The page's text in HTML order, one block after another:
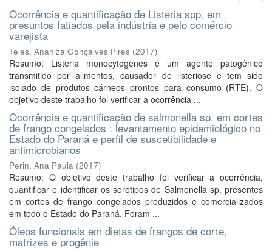
Ocorrência e quantificação de Listeria spp. em
presuntos fatiados pela indústria e pelo comércio
varejista
Teles, Ananiza Gonçalves Pires (2017)
Resumo: Listeria monocytogenes é um agente patogênico
transmitido por alimentos, causador de listeriose e tem sido
isolado de produtos cárneos prontos para consumo (RTE). O
objetivo deste trabalho foi verificar a ocorrência ...
Ocorrência e quantificação de salmonella sp. em cortes
de frango congelados : levantamento epidemiológico no
Estado do Paraná e perfil de suscetibilidade e
antimicrobianos
Perin, Ana Paula (2017)
Resumo: O objetivo deste trabalho foi verificar a ocorrência,
quantificar e identificar os sorotipos de Salmonella sp. presentes
em cortes de frango congelados produzidos e comercializados
em todo o Estado do Paraná. Foram ...
Óleos funcionais em dietas de frangos de corte,
matrizes e progênie